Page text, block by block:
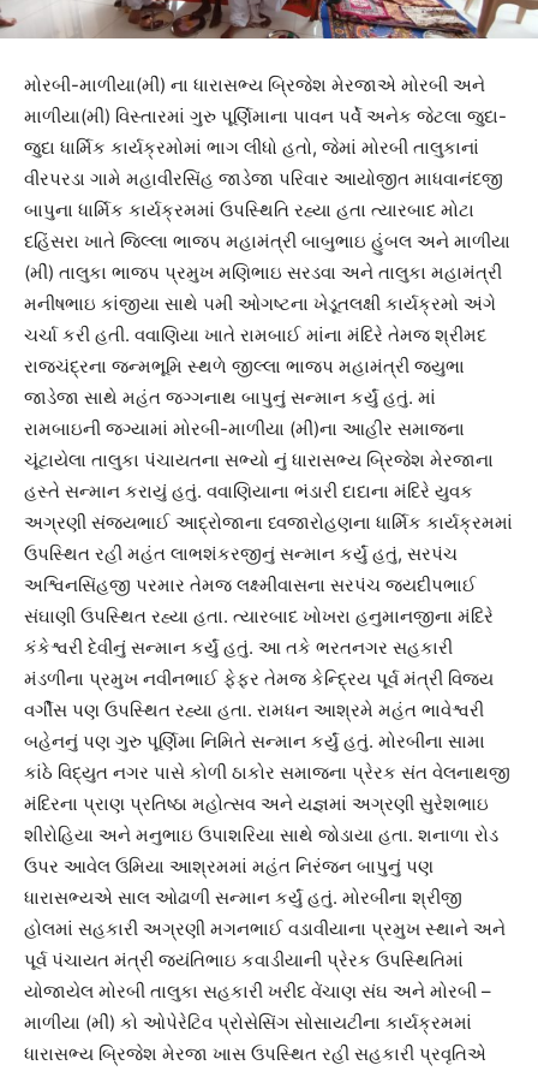
મોરબી-માળીયા(મીં) ના ધારાસભ્ય બ્રિજેશ મેરજાએ મોરબી અને
માળીયા(મીં) વિસ્તારમાં ગુરુ પૂર્ણિમાના પાવન પર્વે અનેક જેટલા જુદા-
જુદા ધાર્મિક કાર્યક્રમોમાં ભાગ લીધો હતો, જેમાં મોરબી તાલુકાનાં
વીરપરડા ગામે મહાવીરસિંહ જાડેજા પરિવાર આયોજીત માધવાનંદજી
બાપુના ધાર્મિક કાર્યક્રમમાં ઉપસ્થિતિ રહ્યા હતા ત્યારબાદ મોટા
દહિંસરા ખાતે જિલ્લા ભાજપ મહામંત્રી બાબુભાઇ હુંબલ અને માળીયા
(મીં) તાલુકા ભાજપ પ્રમુખ મણિભાઇ સરડવા અને તાલુકા મહામંત્રી
મનીષભાઇ કાંજીયા સાથે ૫મી ઓગષ્ટના ખેડૂતલક્ષી કાર્યક્રમો અંગે
ચર્ચા કરી હતી. વવાણિયા ખાતે રામબાઈ માંના મંદિરે તેમજ શ્રીમદ
રાજચંદ્રના જન્મભૂમિ સ્થળે જીલ્લા ભાજપ મહામંત્રી જયુભા
જાડેજા સાથે મહંત જગ્ગનાથ બાપુનું સન્માન કર્યું હતું. માં
રામબાઇની જગ્યામાં મોરબી-માળીયા (મીં)ના આહીર સમાજના
ચૂંટાયેલા તાલુકા પંચાયતના સભ્યો નું ધારાસભ્ય બ્રિજેશ મેરજાના
હસ્તે સન્માન કરાયું હતું. વવાણિયાના ભંડારી દાદાના મંદિરે યુવક
અગ્રણી સંજયભાઈ આદ્રોજાના ધ્વજારોહણના ધાર્મિક કાર્યક્રમમાં
ઉપસ્થિત રહી મહંત લાભશંકરજીનું સન્માન કર્યું હતું, સરપંચ
અશ્વિનસિંહજી પરમાર તેમજ લક્ષ્મીવાસના સરપંચ જયદીપભાઈ
સંઘાણી ઉપસ્થિત રહ્યા હતા. ત્યારબાદ ખોખરા હનુમાનજીના મંદિરે
કંકેશ્વરી દેવીનું સન્માન કર્યું હતું. આ તકે ભરતનગર સહકારી
મંડળીના પ્રમુખ નવીનભાઈ ફેફર તેમજ કેન્દ્રિય પૂર્વ મંત્રી વિજય
વર્ગીસ પણ ઉપસ્થિત રહ્યા હતા. રામધન આશ્રમે મહંત ભાવેશ્વરી
બહેનનું પણ ગુરુ પૂર્ણિમા નિમિતે સન્માન કર્યું હતું. મોરબીના સામા
કાંઠે વિદ્યુત નગર પાસે કોળી ઠાકોર સમાજના પ્રેરક સંત વેલનાથજી
મંદિરના પ્રાણ પ્રતિષ્ઠા મહોત્સવ અને યજ્ઞમાં અગ્રણી સુરેશભાઇ
શીરોહિયા અને મનુભાઇ ઉપાશરિયા સાથે જોડાયા હતા. શનાળા રોડ
ઉપર આવેલ ઉમિયા આશ્રમમાં મહંત નિરંજન બાપુનું પણ
ધારાસભ્યએ સાલ ઓઢાળી સન્માન કર્યું હતું. મોરબીના શ્રીજી
હોલમાં સહકારી અગ્રણી મગનભાઈ વડાવીયાના પ્રમુખ સ્થાને અને
પૂર્વ પંચાયત મંત્રી જયંતિભાઇ કવાડીયાની પ્રેરક ઉપસ્થિતિમાં
યોજાયેલ મોરબી તાલુકા સહકારી ખરીદ વેંચાણ સંઘ અને મોરબી –
માળીયા (મીં) કો ઓપેરેટિવ પ્રોસેસિંગ સોસાયટીના કાર્યક્રમમાં
ધારાસભ્ય બ્રિજેશ મેરજા ખાસ ઉપસ્થિત રહી સહકારી પ્રવૃતિએ